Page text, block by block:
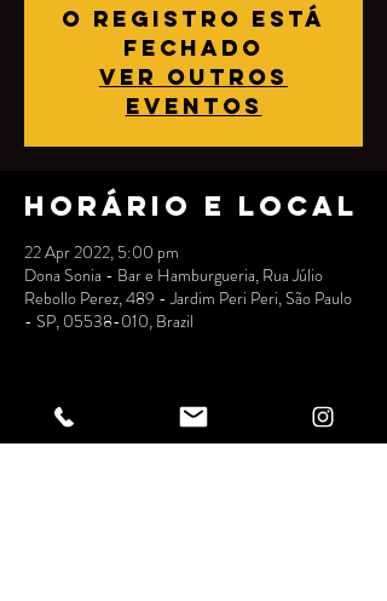
O registro está
fechado
Ver outros
eventos
Horário e local
22 Apr 2022, 5:00 pm
Dona Sonia - Bar e Hamburgueria, Rua Júlio
Rebollo Perez, 489 - Jardim Peri Peri, São Paulo
- SP, 05538-010, Brazil